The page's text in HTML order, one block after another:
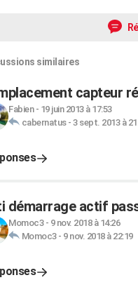
similaires
capteur
Fabien- 19 juin 2013 à 17:53
cabernatus- 3 sept. 2013 à
démarrage actif
Momoc3- 9 nov. 2018 à 14:26
Momoc3- 9 nov. 2018 à 22:19